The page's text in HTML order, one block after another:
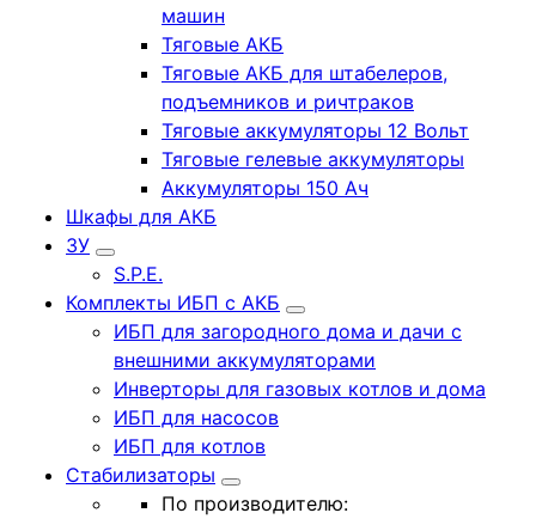
машин
Тяговые АКБ
Тяговые АКБ для штабелеров,
подъемников и ричтраков
Тяговые аккумуляторы 12 Вольт
Тяговые гелевые аккумуляторы
Аккумуляторы 150 Ач
Шкафы для АКБ
ЗУ
S.P.E.
Комплекты ИБП с АКБ
ИБП для загородного дома и дачи с
внешними аккумуляторами
Инверторы для газовых котлов и дома
ИБП для насосов
ИБП для котлов
Стабилизаторы
По производителю: